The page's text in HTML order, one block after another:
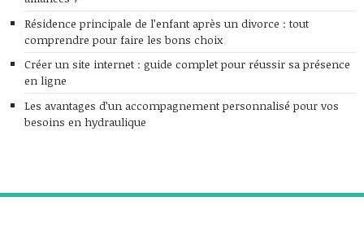
Résidence principale de l’enfant après un divorce : tout
comprendre pour faire les bons choix
Créer un site internet : guide complet pour réussir sa présence
en ligne
Les avantages d’un accompagnement personnalisé pour vos
besoins en hydraulique